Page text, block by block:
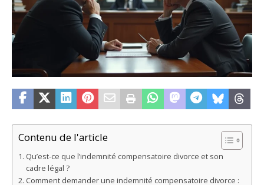
Contenu de l'article
Qu’est-ce que l’indemnité compensatoire divorce et son
cadre légal ?
Comment demander une indemnité compensatoire divorce :